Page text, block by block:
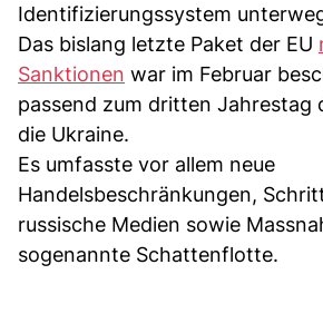
Identifizierungssystem
Das bislang letzte Paket der EU
Sanktionen war im Februar
passend zum dritten Jahrestag
die Ukraine.
Es umfasste vor allem neue
Handelsbeschränkungen,
russische Medien sowie
sogenannte Schattenflotte.